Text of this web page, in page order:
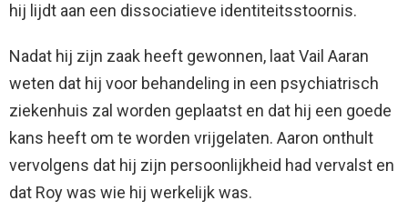
hij lijdt aan een dissociatieve identiteitsstoornis.
Nadat hij zijn zaak heeft gewonnen, laat Vail Aaran
weten dat hij voor behandeling in een psychiatrisch
ziekenhuis zal worden geplaatst en dat hij een goede
kans heeft om te worden vrijgelaten. Aaron onthult
vervolgens dat hij zijn persoonlijkheid had vervalst en
dat Roy was wie hij werkelijk was.